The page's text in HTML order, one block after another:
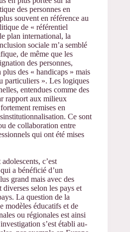
des personnes en
souvent en référence au
de « référentiel
plan international, la
sociale m’a semblé
de même que les
des personnes,
plus des « handicaps » mais
particuliers ». Les logiques
entendues comme des
rapport aux milieux
remises en
Ce sont
de collaboration entre
qui ont été mises
c’est
a bénéficié d’un
grand mais avec des
selon les pays et
La question de la
modèles éducatifs et de
ou régionales est ainsi
s’est établi au-